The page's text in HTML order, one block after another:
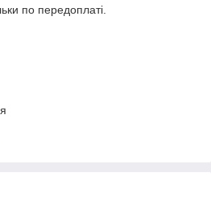
по передоплаті.